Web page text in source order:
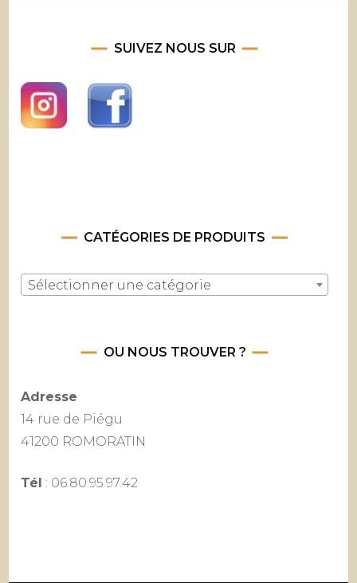
SUIVEZ NOUS SUR
CATÉGORIES DE PRODUITS
Sélectionner une catégorie
OU NOUS TROUVER ?
Adresse
14 rue de Piégu
41200 ROMORATIN
Tél : 06.80.95.97.42